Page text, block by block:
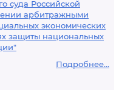
суда Российской
арбитражными
экономических
защиты национальных
Подробнее...